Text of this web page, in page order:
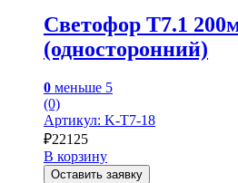
Светофор Т7.1
(односторонний)
0 меньше 5
(0)
Артикул: K-T7-18
₽22125
В корзину
Оставить заявку